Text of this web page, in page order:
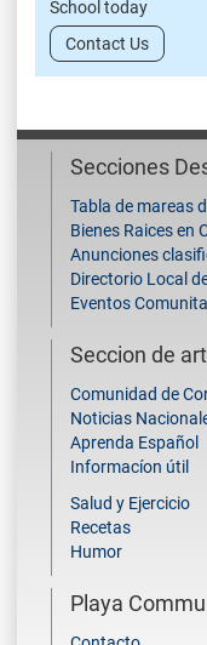
School today
Contact Us
Secciones
Tabla de mareas
Bienes Raices en
Anunciones
Directorio Local
Eventos
Seccion de
Comunidad de
Noticias
Aprenda Español
Informacíon útil
Salud y Ejercicio
Recetas
Humor
Playa